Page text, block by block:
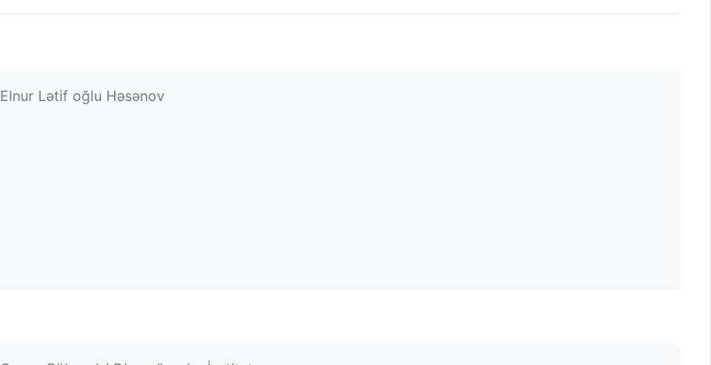
Elnur Lətif oğlu Həsənov